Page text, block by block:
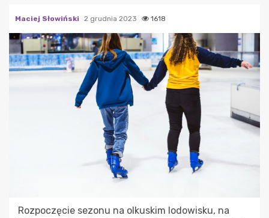
Maciej Słowiński 2 grudnia 2023 1618
Rozpoczęcie sezonu na olkuskim lodowisku, na